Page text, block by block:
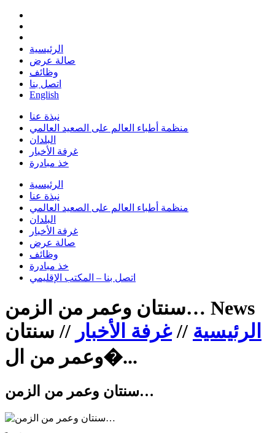
الرئيسية
صالة عرض
وظائف
اتصل بنا
English
نبذة عنا
منظمة أطباء العالم على الصعيد العالمي
البلدان
غرفة الأخبار
خذ مبادرة
الرئيسية
نبذة عنا
منظمة أطباء العالم على الصعيد العالمي
البلدان
غرفة الأخبار
صالة عرض
وظائف
خذ مبادرة
اتصل بنا – المكتب الإقليمي
سنتان وعمر من الزمن… News
الرئيسية //غرفة الأخبار // سنتان
وعمر من ال�...
سنتان وعمر من الزمن…